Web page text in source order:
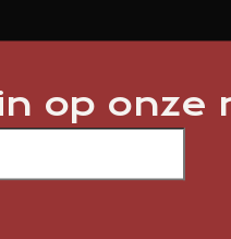
op onze